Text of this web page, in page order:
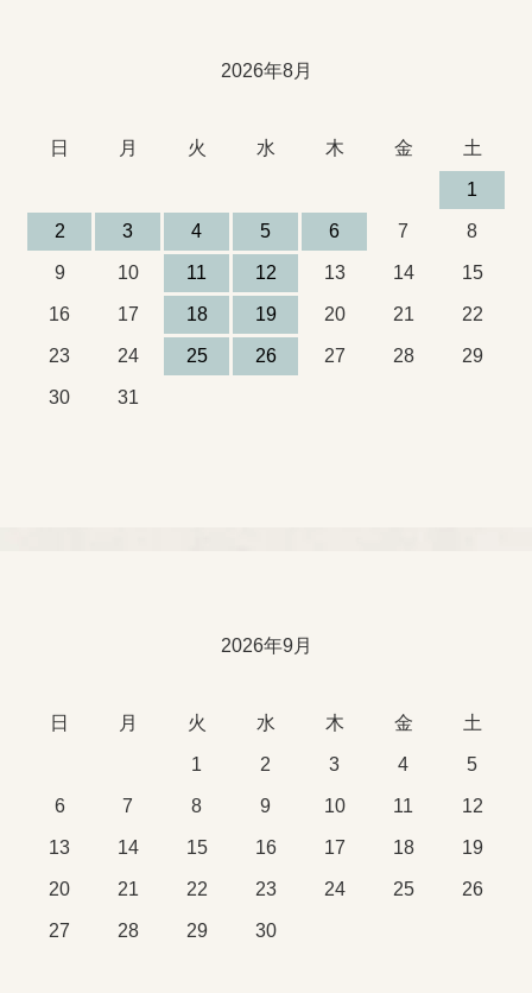
Oiva Toikka
Raija Uosikkinen
Ulla Procopé
2026年8月
日 月 火 水 木 金 土
1
2 3 4 5 6 7 8
9 10 11 12 13 14 15
16 17 18 19 20 21 22
23 24 25 26 27 28 29
30 31
2026年9月
日 月 火 水 木 金 土
1 2 3 4 5
6 7 8 9 10 11 12
13 14 15 16 17 18 19
20 21 22 23 24 25 26
27 28 29 30